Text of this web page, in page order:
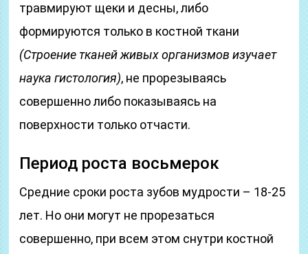
травмируют щеки и десны, либо
формируются только в костной ткани
(Строение тканей живых организмов изучает
наука гистология), не прорезываясь
совершенно либо показываясь на
поверхности только отчасти.
Период роста восьмерок
Средние сроки роста зубов мудрости – 18-25
лет. Но они могут не прорезаться
совершенно, при всем этом снутри костной